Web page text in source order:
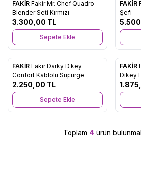
Favorilere Ekle
FAKİR Fakir Mr. Chef Quadro
Blender Seti Kırmızı
3.300,00 TL
Sepete Ekle
FAKİR
Şefi
Favorilere Ekle
FAKİR Fakir Darky Dikey
Confort Kablolu Süpürge
2.250,00 TL
Sepete Ekle
FAKİR
Dikey
Toplam 4 ürün